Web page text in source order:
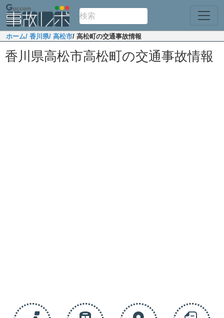
ホーム/ 香川県/ 高松市/ 高松町の交通事故情報
香川県高松市高松町の交通事故情報